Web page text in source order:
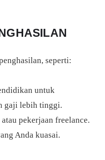
seperti:
untuk
gaji lebih tinggi.
pekerjaan freelance.
Anda kuasai.